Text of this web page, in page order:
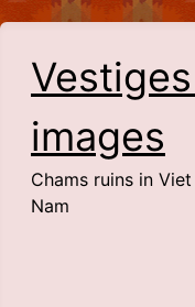
images
Chams ruins in
Nam